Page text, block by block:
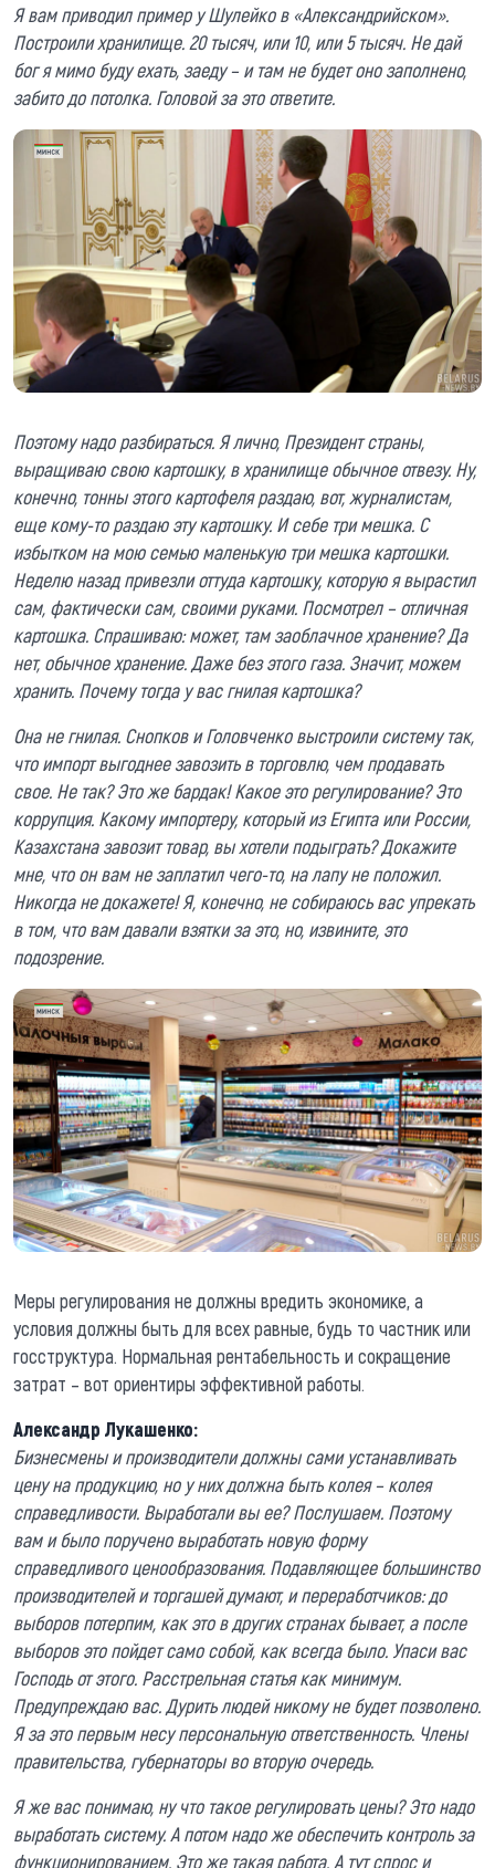
Я вам приводил пример у Шулейко в «Александрийском».
Построили хранилище. 20 тысяч, или 10, или 5 тысяч. Не дай
бог я мимо буду ехать, заеду – и там не будет оно заполнено,
забито до потолка. Головой за это ответите.
Поэтому надо разбираться. Я лично, Президент страны,
выращиваю свою картошку, в хранилище обычное отвезу. Ну,
конечно, тонны этого картофеля раздаю, вот, журналистам,
еще кому-то раздаю эту картошку. И себе три мешка. С
избытком на мою семью маленькую три мешка картошки.
Неделю назад привезли оттуда картошку, которую я вырастил
сам, фактически сам, своими руками. Посмотрел – отличная
картошка. Спрашиваю: может, там заоблачное хранение? Да
нет, обычное хранение. Даже без этого газа. Значит, можем
хранить. Почему тогда у вас гнилая картошка?
Она не гнилая. Снопков и Головченко выстроили систему так,
что импорт выгоднее завозить в торговлю, чем продавать
свое. Не так? Это же бардак! Какое это регулирование? Это
коррупция. Какому импортеру, который из Египта или России,
Казахстана завозит товар, вы хотели подыграть? Докажите
мне, что он вам не заплатил чего-то, на лапу не положил.
Никогда не докажете! Я, конечно, не собираюсь вас упрекать
в том, что вам давали взятки за это, но, извините, это
подозрение.
Меры регулирования не должны вредить экономике, а
условия должны быть для всех равные, будь то частник или
госструктура. Нормальная рентабельность и сокращение
затрат – вот ориентиры эффективной работы.
Александр Лукашенко:
Бизнесмены и производители должны сами устанавливать
цену на продукцию, но у них должна быть колея – колея
справедливости. Выработали вы ее? Послушаем. Поэтому
вам и было поручено выработать новую форму
справедливого ценообразования. Подавляющее большинство
производителей и торгашей думают, и переработчиков: до
выборов потерпим, как это в других странах бывает, а после
выборов это пойдет само собой, как всегда было. Упаси вас
Господь от этого. Расстрельная статья как минимум.
Предупреждаю вас. Дурить людей никому не будет позволено.
Я за это первым несу персональную ответственность. Члены
правительства, губернаторы во вторую очередь.
Я же вас понимаю, ну что такое регулировать цены? Это надо
выработать систему. А потом надо же обеспечить контроль за
функционированием. Это же такая работа. А тут спрос и